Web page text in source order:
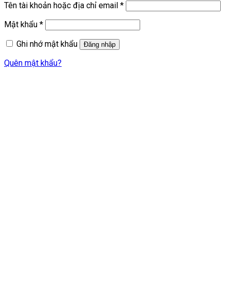
Tên tài khoản hoặc địa chỉ email *
Mật khẩu *
Ghi nhớ mật khẩu
Đăng nhập
Quên mật khẩu?